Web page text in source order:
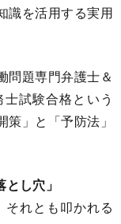
識を活用する実用
問題専門弁護士＆
試験合格という
策」と「予防法」
し穴」
れとも叩かれる